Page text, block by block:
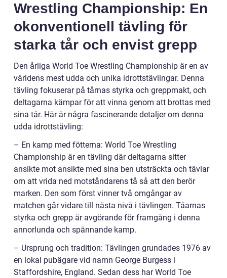
Wrestling Championship: En
okonventionell tävling för
starka tår och envist grepp
Den årliga World Toe Wrestling Championship är en av
världens mest udda och unika idrottstävlingar. Denna
tävling fokuserar på tårnas styrka och greppmakt, och
deltagarna kämpar för att vinna genom att brottas med
sina tår. Här är några fascinerande detaljer om denna
udda idrottstävling:
– En kamp med fötterna: World Toe Wrestling
Championship är en tävling där deltagarna sitter
ansikte mot ansikte med sina ben utsträckta och tävlar
om att vrida ned motståndarens tå så att den berör
marken. Den som först vinner två omgångar av
matchen går vidare till nästa nivå i tävlingen. Tåarnas
styrka och grepp är avgörande för framgång i denna
annorlunda och spännande kamp.
– Ursprung och tradition: Tävlingen grundades 1976 av
en lokal pubägare vid namn George Burgess i
Staffordshire, England. Sedan dess har World Toe